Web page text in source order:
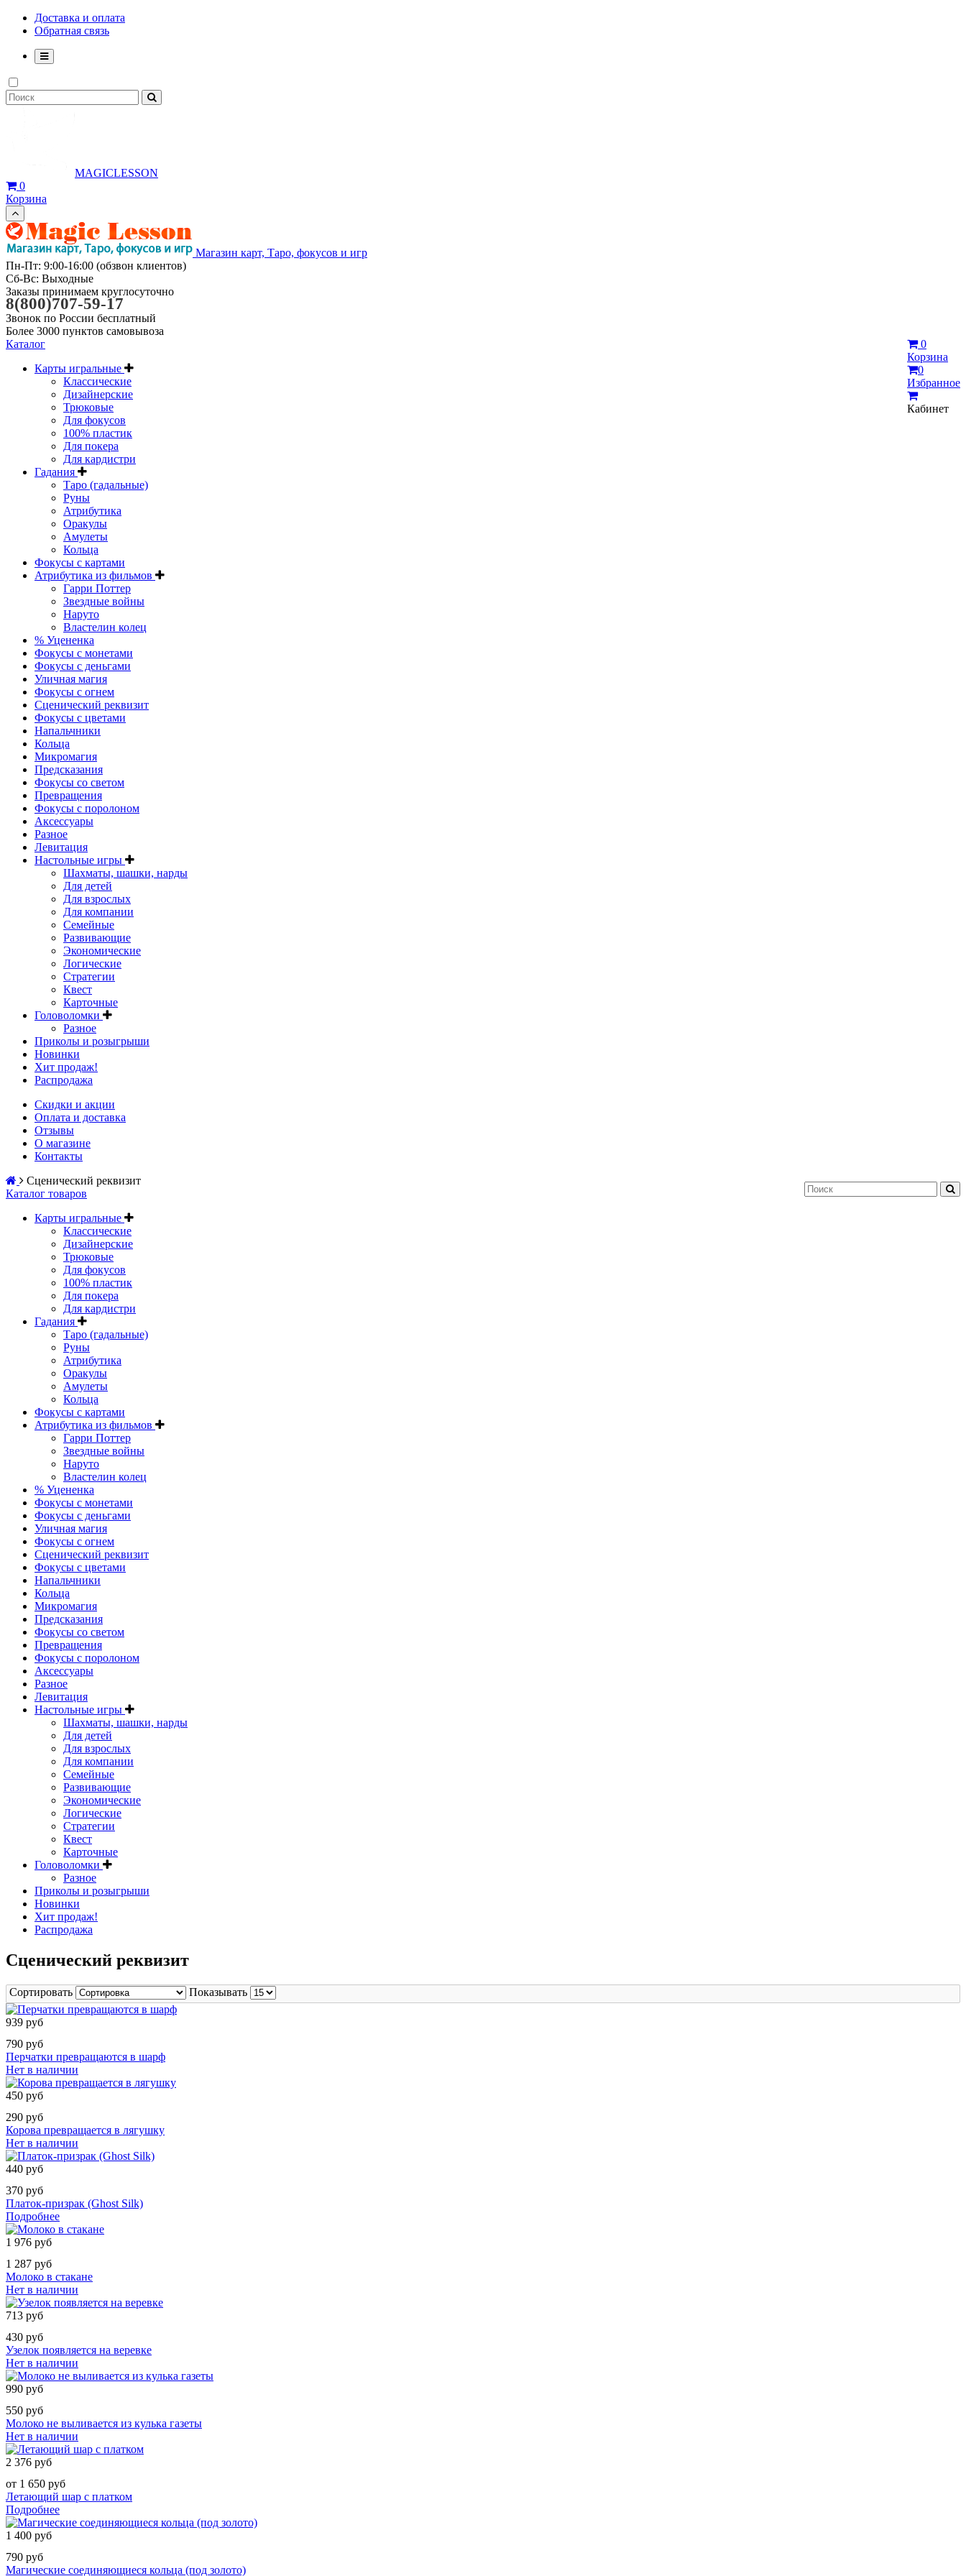
Доставка и оплата
Обратная связь
MAGICLESSON
0
Корзина
Магазин карт, Таро, фокусов и игр
Пн-Пт: 9:00-16:00 (обзвон клиентов)
Сб-Вс: Выходные
Заказы принимаем круглосуточно
8(800)707-59-17
Звонок по России бесплатный
Более 3000 пунктов самовывоза
0
Корзина
0
Избранное
Кабинет
Каталог
Карты игральные
Классические
Дизайнерские
Трюковые
Для фокусов
100% пластик
Для покера
Для кардистри
Гадания
Таро (гадальные)
Руны
Атрибутика
Оракулы
Амулеты
Кольца
Фокусы с картами
Атрибутика из фильмов
Гарри Поттер
Звездные войны
Наруто
Властелин колец
% Уцененка
Фокусы с монетами
Фокусы с деньгами
Уличная магия
Фокусы с огнем
Сценический реквизит
Фокусы с цветами
Напальчники
Кольца
Микромагия
Предсказания
Фокусы со светом
Превращения
Фокусы с поролоном
Аксессуары
Разное
Левитация
Настольные игры
Шахматы, шашки, нарды
Для детей
Для взрослых
Для компании
Семейные
Развивающие
Экономические
Логические
Стратегии
Квест
Карточные
Головоломки
Разное
Приколы и розыгрыши
Новинки
Хит продаж!
Распродажа
Скидки и акции
Оплата и доставка
Отзывы
О магазине
Контакты
Сценический реквизит
Каталог товаров
Карты игральные
Классические
Дизайнерские
Трюковые
Для фокусов
100% пластик
Для покера
Для кардистри
Гадания
Таро (гадальные)
Руны
Атрибутика
Оракулы
Амулеты
Кольца
Фокусы с картами
Атрибутика из фильмов
Гарри Поттер
Звездные войны
Наруто
Властелин колец
% Уцененка
Фокусы с монетами
Фокусы с деньгами
Уличная магия
Фокусы с огнем
Сценический реквизит
Фокусы с цветами
Напальчники
Кольца
Микромагия
Предсказания
Фокусы со светом
Превращения
Фокусы с поролоном
Аксессуары
Разное
Левитация
Настольные игры
Шахматы, шашки, нарды
Для детей
Для взрослых
Для компании
Семейные
Развивающие
Экономические
Логические
Стратегии
Квест
Карточные
Головоломки
Разное
Приколы и розыгрыши
Новинки
Хит продаж!
Распродажа
Сценический реквизит
Сортировать Показывать
939 руб
790 руб
Перчатки превращаются в шарф
Нет в наличии
450 руб
290 руб
Корова превращается в лягушку
Нет в наличии
440 руб
370 руб
Платок-призрак (Ghost Silk)
Подробнее
1 976 руб
1 287 руб
Молоко в стакане
Нет в наличии
713 руб
430 руб
Узелок появляется на веревке
Нет в наличии
990 руб
550 руб
Молоко не выливается из кулька газеты
Нет в наличии
2 376 руб
от 1 650 руб
Летающий шар с платком
Подробнее
1 400 руб
790 руб
Магические соединяющиеся кольца (под золото)